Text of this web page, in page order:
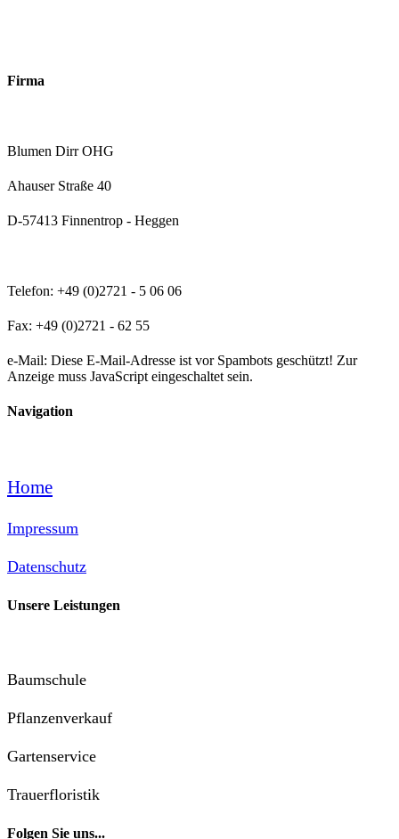
Firma
Blumen Dirr OHG
Ahauser Straße 40
D-57413 Finnentrop - Heggen
Telefon: +49 (0)2721 - 5 06 06
Fax: +49 (0)2721 - 62 55
e-Mail: Diese E-Mail-Adresse ist vor Spambots geschützt! Zur
Anzeige muss JavaScript eingeschaltet sein.
Navigation
Home
Impressum
Datenschutz
Unsere Leistungen
Baumschule
Pflanzenverkauf
Gartenservice
Trauerfloristik
Folgen Sie uns...